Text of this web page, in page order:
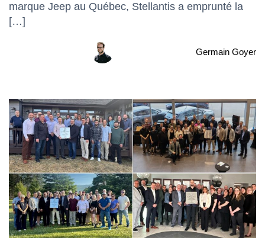
marque Jeep au Québec, Stellantis a emprunté la
[…]
Germain Goyer